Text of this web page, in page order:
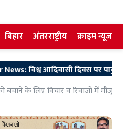
बिहार अंतरराष्ट्रीय क्राइम न्यूज
आदिवासी दिवस पर पाकुड़िया में
बचाने के लिए विचार व रिवाजों में